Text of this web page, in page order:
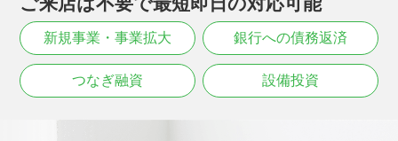
新規事業・事業拡大 銀行への債務返済
つなぎ融資 設備投資